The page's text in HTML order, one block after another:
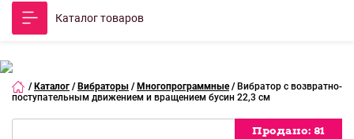
Каталог товаров
/ Каталог / Вибраторы / Многопрограммные / Вибратор с возвратно-
поступательным движением и вращением бусин 22,3 см
Продано: 81
Продано: 81
Продано: 81
Продано: 81
Продано: 81
Продано: 81
Продано: 81
Продано: 81
Продано: 81